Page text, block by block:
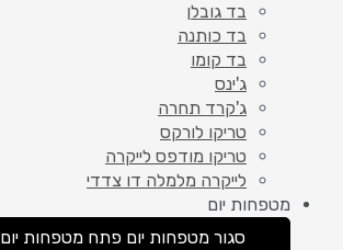
בד גובלן
בד כותנה
בד קומו
ג'ינס
ג'קרד תחרה
טריקו לורקס
טריקו מודפס לייקרה
לייקרה מלמלה דו צדדי
מטפחות יום
סגור מטפחות יום פתח מטפחות יום